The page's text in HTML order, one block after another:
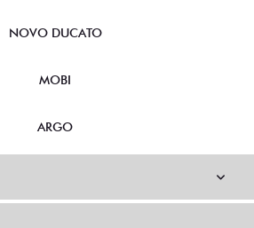
NOVO DUCATO
MOBI
ARGO